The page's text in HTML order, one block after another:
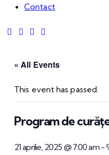
Contact
« All Events
This event has passed.
Program de
21 aprilie, 2025 @ 7:00 am-